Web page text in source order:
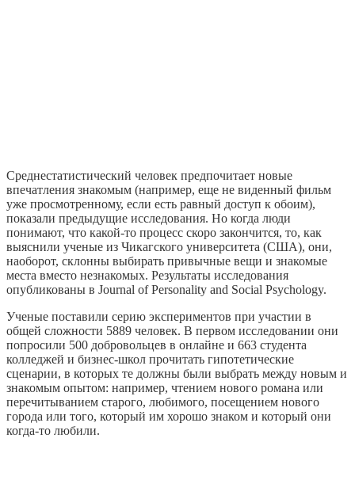
Среднестатистический человек предпочитает новые
впечатления знакомым (например, еще не виденный фильм
уже просмотренному, если есть равный доступ к обоим),
показали предыдущие исследования. Но когда люди
понимают, что какой-то процесс скоро закончится, то, как
выяснили ученые из Чикагского университета (США), они,
наоборот, склонны выбирать привычные вещи и знакомые
места вместо незнакомых. Результаты исследования
опубликованы в Journal of Personality and Social Psychology.
Ученые поставили серию экспериментов при участии в
общей сложности 5889 человек. В первом исследовании они
попросили 500 добровольцев в онлайне и 663 студента
колледжей и бизнес-школ прочитать гипотетические
сценарии, в которых те должны были выбрать между новым и
знакомым опытом: например, чтением нового романа или
перечитыванием старого, любимого, посещением нового
города или того, который им хорошо знаком и который они
когда-то любили.